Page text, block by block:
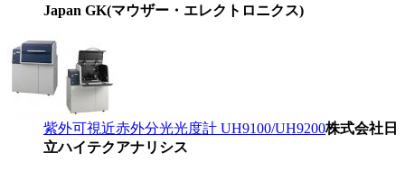
Japan GK(マウザー・エレクトロニクス)
紫外可視近赤外分光光度計 UH9100/UH9200株式会社日
立ハイテクアナリシス